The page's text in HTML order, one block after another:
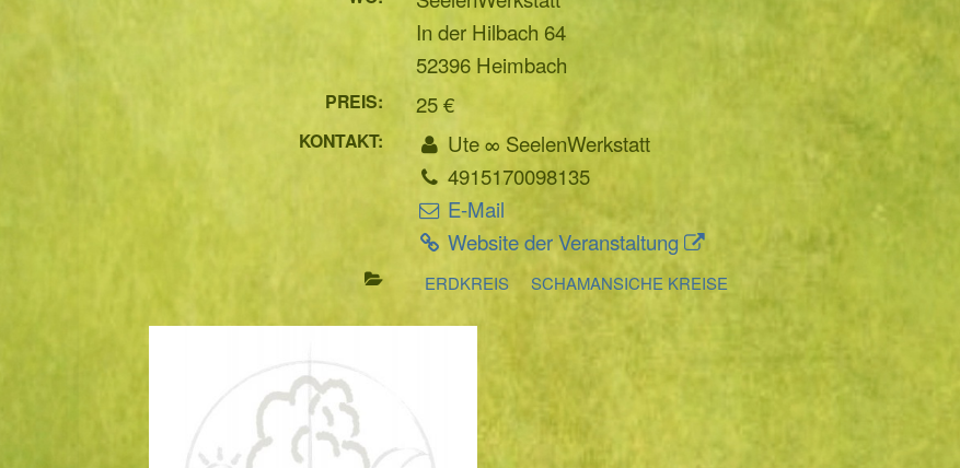
In der Hilbach 64
52396 Heimbach
PREIS: 25 €
KONTAKT:
Ute ∞ SeelenWerkstatt
4915170098135
E-Mail
Website der Veranstaltung
ERDKREIS SCHAMANSICHE KREISE